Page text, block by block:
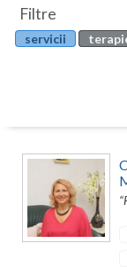
Botosani
Bucuresti
Buzau
Calarasi
Caras-Severin
Articole
Evenimente
Filtre
servicii